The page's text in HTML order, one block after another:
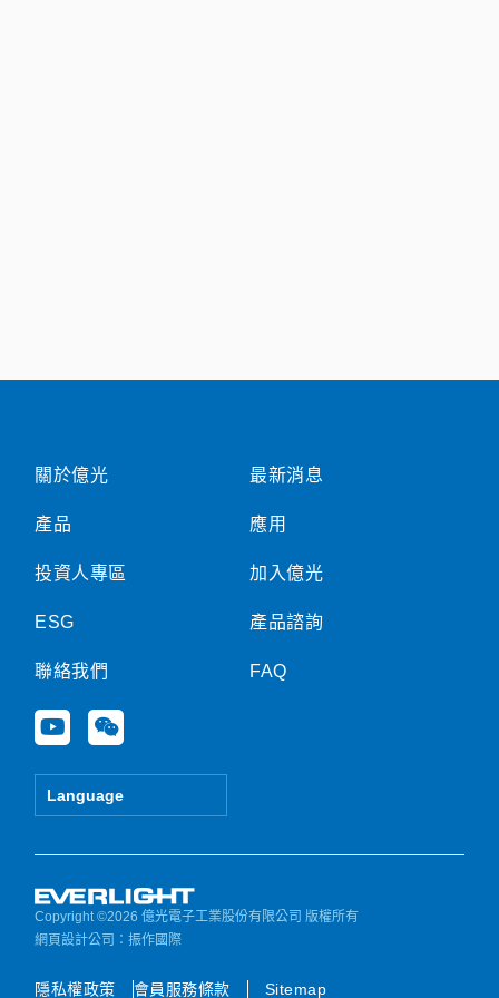
關於億光
產品
投資人專區
ESG
聯絡我們
Y
o
u
e
W
e
i
Language
最新消息
應用
加入億光
產品諮詢
FAQ
Copyright ©2026 億光電子工業股份有限公司 版權所有
網頁設計公司 ：振作國際
隱私權政策 會員服務條款 Sitemap